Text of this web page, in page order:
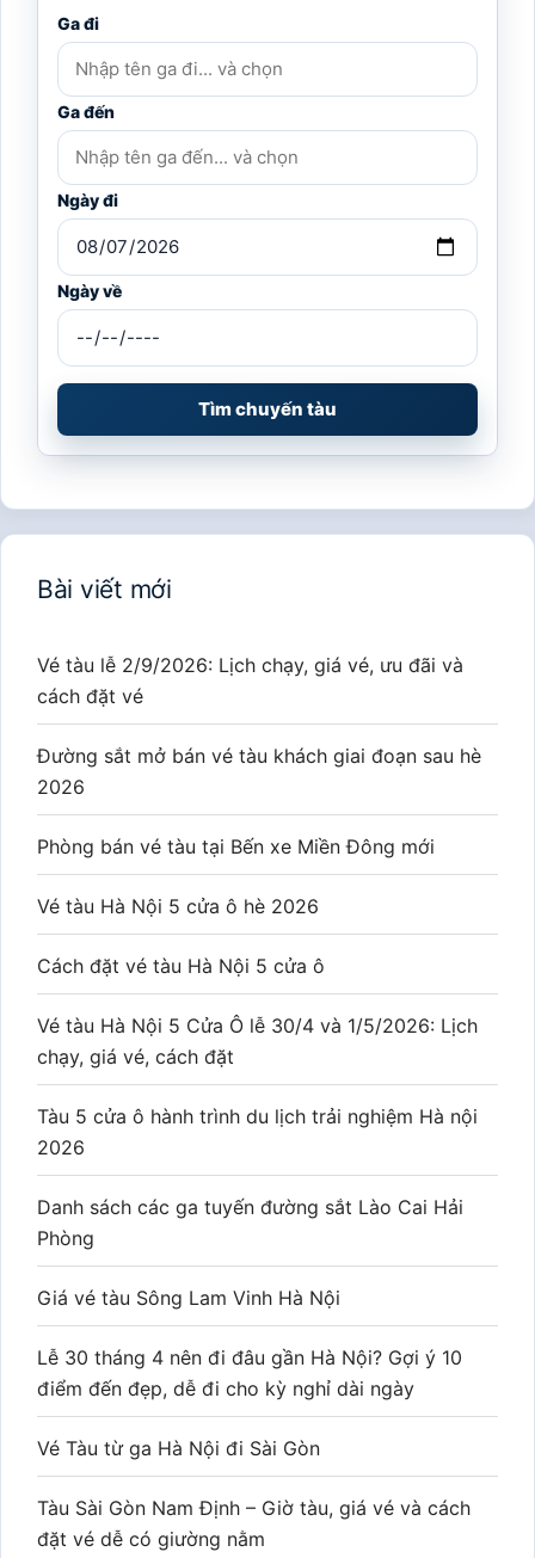
Ga đi
Ga đến
Ngày đi
Ngày về
Tìm chuyến tàu
Bài viết mới
Vé tàu lễ 2/9/2026: Lịch chạy, giá vé, ưu đãi và
cách đặt vé
Đường sắt mở bán vé tàu khách giai đoạn sau hè
2026
Phòng bán vé tàu tại Bến xe Miền Đông mới
Vé tàu Hà Nội 5 cửa ô hè 2026
Cách đặt vé tàu Hà Nội 5 cửa ô
Vé tàu Hà Nội 5 Cửa Ô lễ 30/4 và 1/5/2026: Lịch
chạy, giá vé, cách đặt
Tàu 5 cửa ô hành trình du lịch trải nghiệm Hà nội
2026
Danh sách các ga tuyến đường sắt Lào Cai Hải
Phòng
Giá vé tàu Sông Lam Vinh Hà Nội
Lễ 30 tháng 4 nên đi đâu gần Hà Nội? Gợi ý 10
điểm đến đẹp, dễ đi cho kỳ nghỉ dài ngày
Vé Tàu từ ga Hà Nội đi Sài Gòn
Tàu Sài Gòn Nam Định – Giờ tàu, giá vé và cách
đặt vé dễ có giường nằm